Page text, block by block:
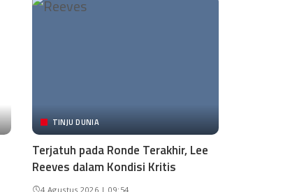
TINJU DUNIA
Terjatuh pada Ronde Terakhir, Lee
Reeves dalam Kondisi Kritis
4 Agustus 2026 | 09:54